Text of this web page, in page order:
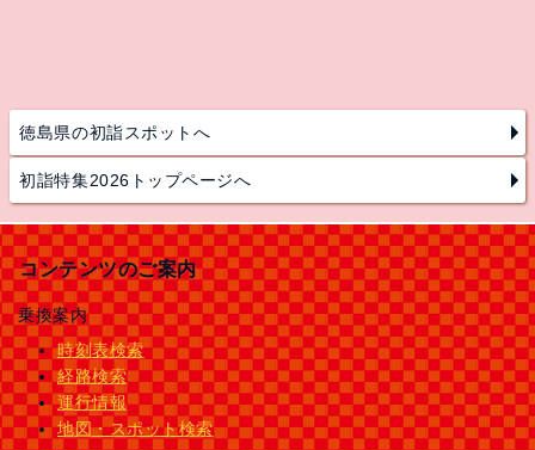
徳島県の初詣スポットへ
初詣特集2026トップページへ
コンテンツのご案内
乗換案内
時刻表検索
経路検索
運行情報
地図・スポット検索